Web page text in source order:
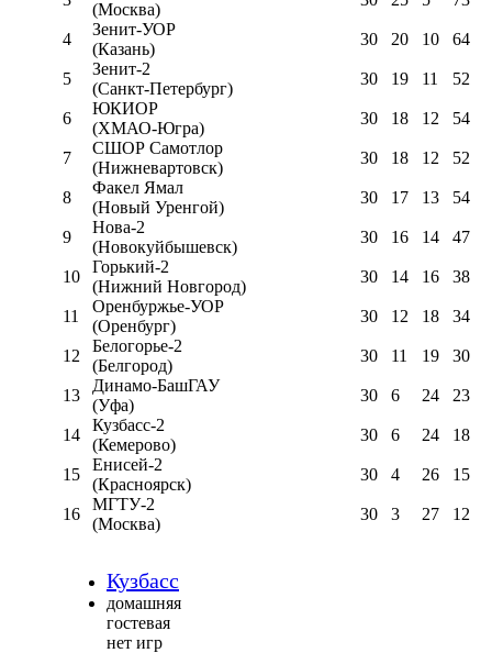
(Москва)
4
Зенит-УОР
(Казань)
30 20 10 64
5
Зенит-2
(Санкт-Петербург)
30 19 11 52
6
ЮКИОР
(ХМАО-Югра)
30 18 12 54
7
СШОР Самотлор
(Нижневартовск)
30 18 12 52
8
Факел Ямал
(Новый Уренгой)
30 17 13 54
9
Нова-2
(Новокуйбышевск)
30 16 14 47
10
Горький-2
(Нижний Новгород)
30 14 16 38
11
Оренбуржье-УОР
(Оренбург)
30 12 18 34
12
Белогорье-2
(Белгород)
30 11 19 30
13
Динамо-БашГАУ
(Уфа)
30 6 24 23
14
Кузбасс-2
(Кемерово)
30 6 24 18
15
Енисей-2
(Красноярск)
30 4 26 15
16
МГТУ-2
(Москва)
30 3 27 12
Кузбасс
домашняя
гостевая
нет игр